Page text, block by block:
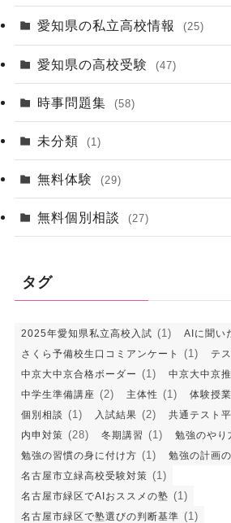
愛知県の私立高校情報 (25)
愛知県の高校受験 (47)
時事問題集 (58)
未分類 (1)
無料体験 (29)
無料個別相談 (27)
タグ
2025年愛知県私立高校入試 (1) AIに聞い
さくら予備校生口コミアンケート (1) テ
中京大中京合格ボーダー (1) 中京大中京
中学生準備講座 (2) 主体性 (1) 体験授業
個別相談 (1) 入試結果 (2) 共通テスト
内申対策 (28) 冬期講習 (1) 勉強のやり
勉強の習慣の身に付け方 (1) 勉強の計画
名古屋市立緑高校受験対策 (1)
名古屋市緑区でAIおススメの塾 (1)
名古屋市緑区で塾選びの判断基準 (1)